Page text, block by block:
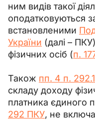
ним видів такої
оподатковуються
встановленими
України (далі – ПКУ)
фізичних осіб (п.
Також пп. 4 п.
складу доходу
платника єдиного
292 ПКУ, не